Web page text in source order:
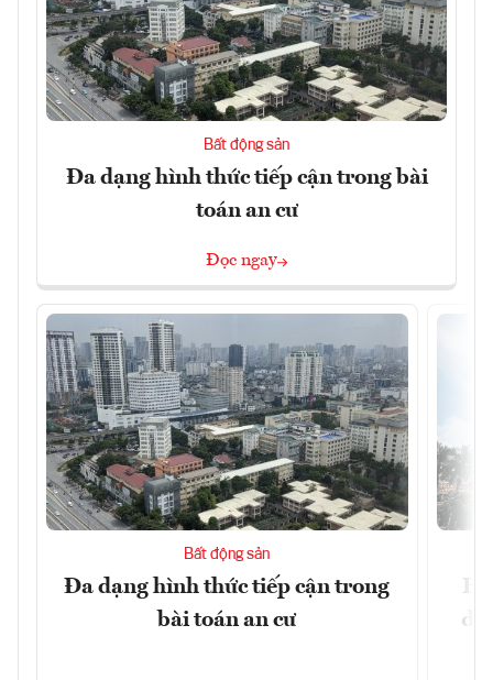
Bất động sản
Đa dạng hình thức tiếp cận trong bài
toán an cư
Đọc ngay
Bất động sản
Đa dạng hình thức tiếp cận trong
bài toán an cư